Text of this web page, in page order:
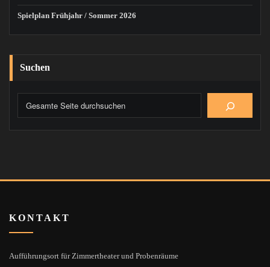
Spielplan Frühjahr / Sommer 2026
Suchen
KONTAKT
Aufführungsort für Zimmertheater und Probenräume